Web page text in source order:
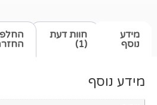
חוות דעת
החלפה או
החזרה